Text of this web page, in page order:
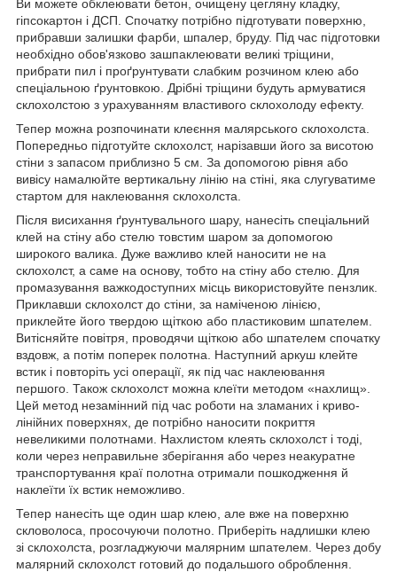
Ви можете обклеювати бетон, очищену цегляну кладку,
гіпсокартон і ДСП. Спочатку потрібно підготувати поверхню,
прибравши залишки фарби, шпалер, бруду. Під час підготовки
необхідно обов'язково зашпаклеювати великі тріщини,
прибрати пил і проґрунтувати слабким розчином клею або
спеціальною ґрунтовкою. Дрібні тріщини будуть армуватися
склохолстою з урахуванням властивого склохолоду ефекту.
Тепер можна розпочинати клеєння малярського склохолста.
Попередньо підготуйте склохолст, нарізавши його за висотою
стіни з запасом приблизно 5 см. За допомогою рівня або
вивісу намалюйте вертикальну лінію на стіні, яка слугуватиме
стартом для наклеювання склохолста.
Після висихання ґрунтувального шару, нанесіть спеціальний
клей на стіну або стелю товстим шаром за допомогою
широкого валика. Дуже важливо клей наносити не на
склохолст, а саме на основу, тобто на стіну або стелю. Для
промазування важкодоступних місць використовуйте пензлик.
Приклавши склохолст до стіни, за наміченою лінією,
приклейте його твердою щіткою або пластиковим шпателем.
Витісняйте повітря, проводячи щіткою або шпателем спочатку
вздовж, а потім поперек полотна. Наступний аркуш клейте
встик і повторіть усі операції, як під час наклеювання
першого. Також склохолст можна клеїти методом «нахлищ».
Цей метод незамінний під час роботи на зламаних і криво-
лінійних поверхнях, де потрібно наносити покриття
невеликими полотнами. Нахлистом клеять склохолст і тоді,
коли через неправильне зберігання або через неакуратне
транспортування краї полотна отримали пошкодження й
наклеїти їх встик неможливо.
Тепер нанесіть ще один шар клею, але вже на поверхню
скловолоса, просочуючи полотно. Приберіть надлишки клею
зі склохолста, розгладжуючи малярним шпателем. Через добу
малярний склохолст готовий до подальшого оброблення.